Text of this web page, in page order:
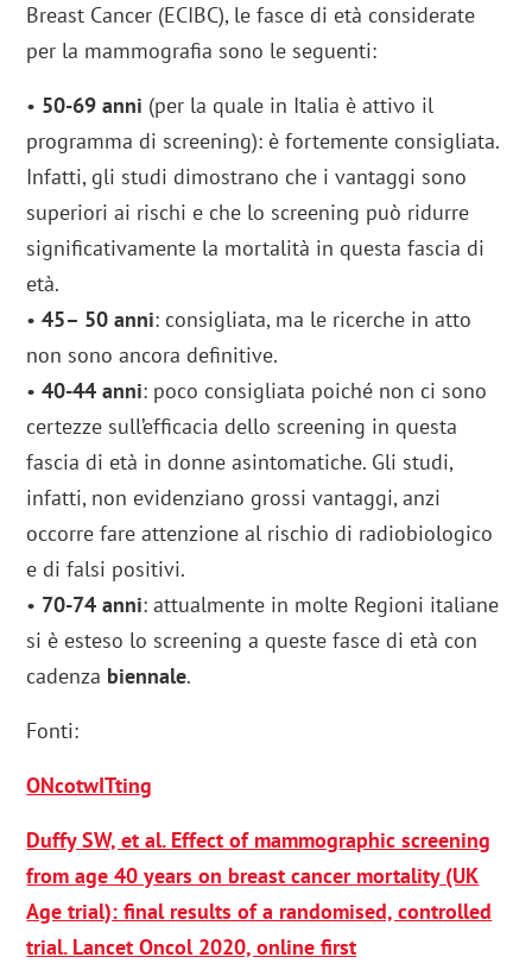
Breast Cancer (ECIBC), le fasce di età considerate
per la mammografia sono le seguenti:
• 50-69 anni (per la quale in Italia è attivo il
programma di screening): è fortemente consigliata.
Infatti, gli studi dimostrano che i vantaggi sono
superiori ai rischi e che lo screening può ridurre
significativamente la mortalità in questa fascia di
età.
•45– 50 anni: consigliata, ma le ricerche in atto
non sono ancora definitive.
•40-44 anni: poco consigliata poiché non ci sono
certezze sull’efficacia dello screening in questa
fascia di età in donne asintomatiche. Gli studi,
infatti, non evidenziano grossi vantaggi, anzi
occorre fare attenzione al rischio di radiobiologico
e di falsi positivi.
• 70-74 anni: attualmente in molte Regioni italiane
si è esteso lo screening a queste fasce di età con
cadenza biennale.
Fonti:
ONcotwITting
Duffy SW, et al. Effect of mammographic screening
from age 40 years on breast cancer mortality (UK
Age trial): final results of a randomised, controlled
trial. Lancet Oncol 2020, online first